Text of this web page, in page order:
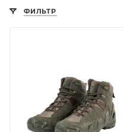
ФИЛЬТР